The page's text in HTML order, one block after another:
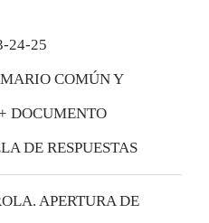
24-25
COMÚN Y
DOCUMENTO
DE RESPUESTAS
APERTURA DE